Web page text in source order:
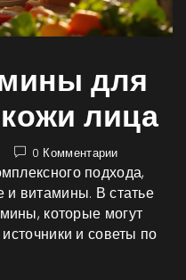
для
лица
0 Комментарии
подхода,
и витамины. В статье
которые могут
и советы по